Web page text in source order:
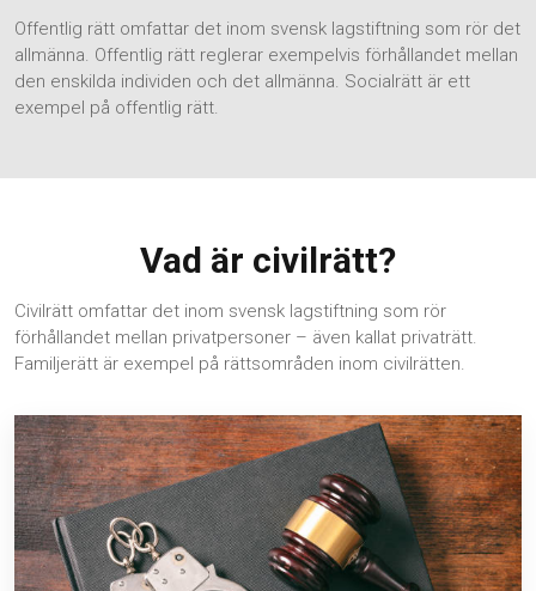
Offentlig rätt omfattar det inom svensk lagstiftning som rör det
allmänna. Offentlig rätt reglerar exempelvis förhållandet mellan
den enskilda individen och det allmänna. Socialrätt är ett
exempel på offentlig rätt.
Vad är civilrätt?
Civilrätt omfattar det inom svensk lagstiftning som rör
förhållandet mellan privatpersoner – även kallat privaträtt.
Familjerätt är exempel på rättsområden inom civilrätten.